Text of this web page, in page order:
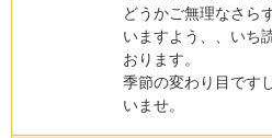
どうかご無理なさら
いますよう、、いち
おります。
季節の変わり目です
いませ。